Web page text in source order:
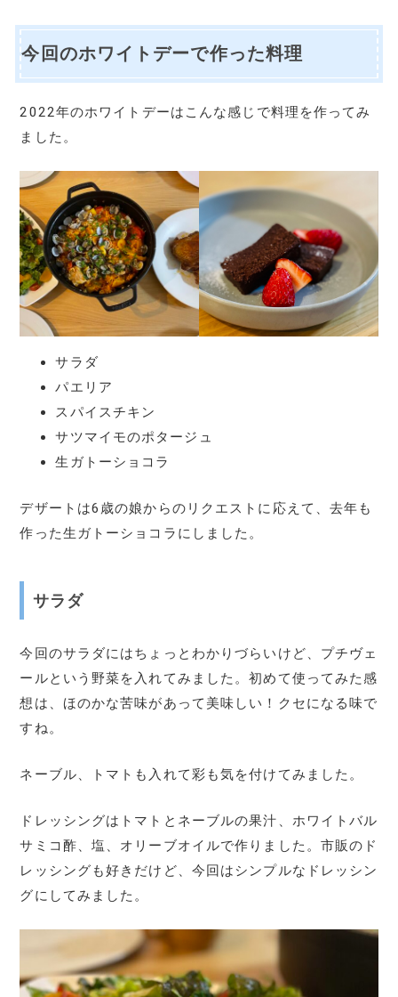
今回のホワイトデーで作った料理
2022年のホワイトデーはこんな感じで料理を作ってみ
ました。
サラダ
パエリア
スパイスチキン
サツマイモのポタージュ
生ガトーショコラ
デザートは6歳の娘からのリクエストに応えて、去年も
作った生ガトーショコラにしました。
サラダ
今回のサラダにはちょっとわかりづらいけど、プチヴェ
ールという野菜を入れてみました。初めて使ってみた感
想は、ほのかな苦味があって美味しい！クセになる味で
すね。
ネーブル、トマトも入れて彩も気を付けてみました。
ドレッシングはトマトとネーブルの果汁、ホワイトバル
サミコ酢、塩、オリーブオイルで作りました。市販のド
レッシングも好きだけど、今回はシンプルなドレッシン
グにしてみました。